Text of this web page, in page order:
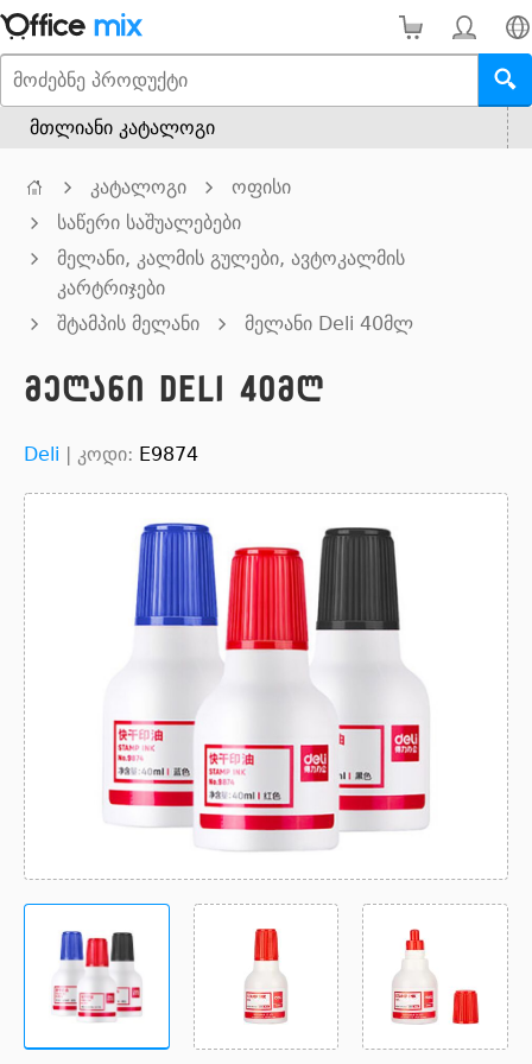
მთლიანი კატალოგი
კატალოგი
ოფისი
საწერი საშუალებები
მელანი, კალმის გულები, ავტოკალმის
კარტრიჯები
შტამპის მელანი
მელანი Deli 40მლ
მელანი Deli 40მლ
Deli | კოდი: E9874